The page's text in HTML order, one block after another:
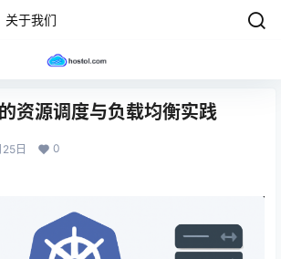
关于我们
资源调度与负载均衡实践
日 0